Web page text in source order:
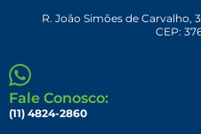
R. João Simões de Carvalho,
CEP:
Fale Conosco:
(11) 4824-2860